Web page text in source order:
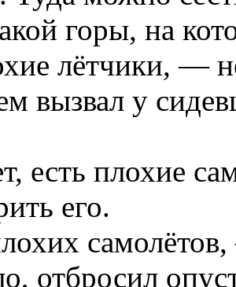
горы, на
лётчики, —
вызвал у
есть плохие
его.
отбросил